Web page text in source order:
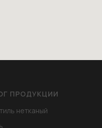
ПРОДУКЦИИ
нетканый